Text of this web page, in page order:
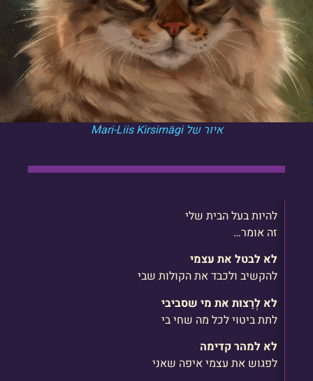
איור של Mari-Liis Kirsimägi
להיות בעל הבית שלי
זה אומר…
לא לבטל את עצמי
להקשיב ולכבד את הקולות שבי
לא לְרַצות את מי שסביבי
לתת ביטוי לכל מה שחי בי
לא למהר קדימה
לפגוש את עצמי איפה שאני